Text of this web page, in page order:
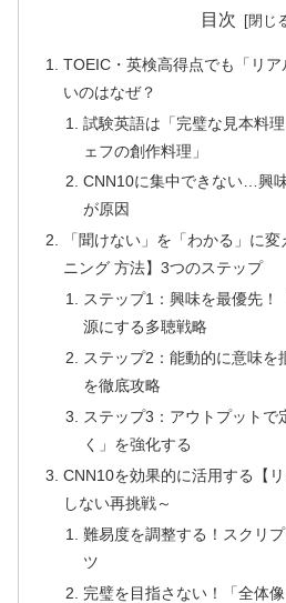
目次
TOEIC・英検高得点でも「リ
いのはなぜ？
試験英語は「完璧な見本料
ェフの創作料理」
CNN10に集中できない…興
が原因
「聞けない」を「わかる」に
ニング 方法】3つのステップ
ステップ1：興味を最優先！
源にする多聴戦略
ステップ2：能動的に意味を
を徹底攻略
ステップ3：アウトプットで
く」を強化する
CNN10を効果的に活用する【
しない再挑戦～
難易度を調整する！スクリ
ツ
完璧を目指さない！「全体